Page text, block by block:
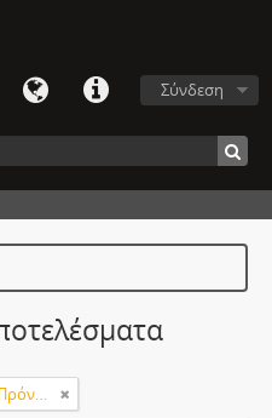
Σύνδεση
Πατριωτικό Ίδρυμα Κοινωνικής Πρόνοιας και Αντίληψης